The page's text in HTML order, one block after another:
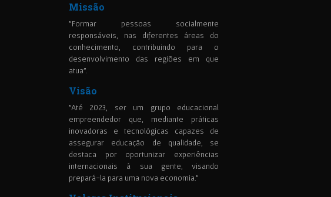
Missão
"Formar pessoas socialmente
responsáveis, nas diferentes áreas do
conhecimento, contribuindo para o
desenvolvimento das regiões em que
atua".
Visão
"Até 2023, ser um grupo educacional
empreendedor que, mediante práticas
inovadoras e tecnológicas capazes de
assegurar educação de qualidade, se
destaca por oportunizar experiências
internacionais à sua gente, visando
prepará-la para uma nova economia."